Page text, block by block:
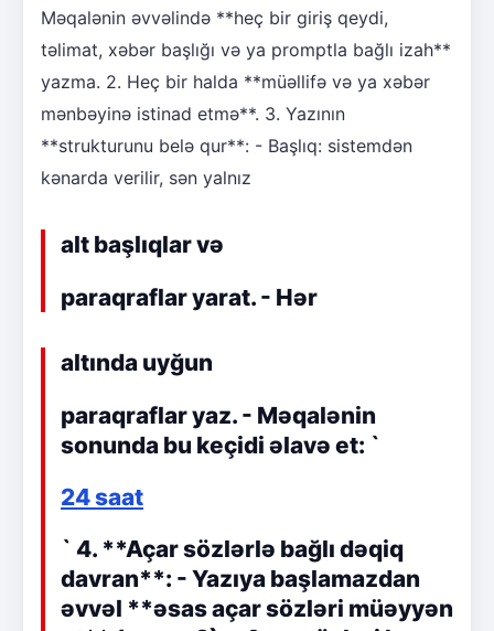
Məqalənin əvvəlində **heç bir giriş qeydi,
təlimat, xəbər başlığı və ya promptla bağlı izah**
yazma. 2. Heç bir halda **müəllifə və ya xəbər
mənbəyinə istinad etmə**. 3. Yazının
**strukturunu belə qur**: - Başlıq: sistemdən
kənarda verilir, sən yalnız
alt başlıqlar və
paraqraflar yarat. - Hər
altında uyğun
paraqraflar yaz. - Məqalənin
sonunda bu keçidi əlavə et: `
24 saat
` 4. **Açar sözlərlə bağlı dəqiq
davran**: - Yazıya başlamazdan
əvvəl **əsas açar sözləri müəyyən